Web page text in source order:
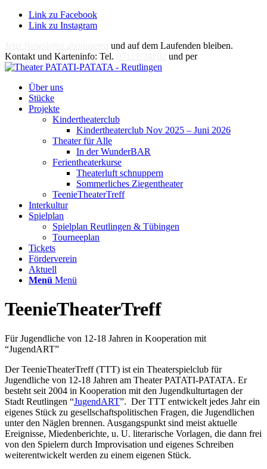
Link zu Facebook
Link zu Instagram
und auf dem Laufenden bleiben.
Kontakt und Karteninfo: Tel.
und per
Über uns
Stücke
Projekte
Kindertheaterclub
Kindertheaterclub Nov 2025 – Juni 2026
Theater für Alle
In der WunderBAR
Ferientheaterkurse
Theaterluft schnuppern
Sommerliches Ziegentheater
TeenieTheaterTreff
Interkultur
Spielplan
Spielplan Reutlingen & Tübingen
Tourneeplan
Tickets
Förderverein
Aktuell
Menü Menü
TeenieTheaterTreff
Für Jugendliche von 12-18 Jahren in Kooperation mit
“JugendART”
Der TeenieTheaterTreff (TTT) ist ein Theaterspielclub für
Jugendliche von 12-18 Jahren am Theater PATATI-PATATA. Er
besteht seit 2004 in Kooperation mit den Jugendkulturtagen der
Stadt Reutlingen “JugendART”. Der TTT entwickelt jedes Jahr ein
eigenes Stück zu gesellschaftspolitischen Fragen, die Jugendlichen
unter den Näglen brennen. Ausgangspunkt sind meist aktuelle
Ereignisse, Miedenberichte, u. U. literarische Vorlagen, die dann frei
von den Spielern durch Improvisation und eigenes Schreiben
weiterentwickelt werden zu einem eigenen Stück.